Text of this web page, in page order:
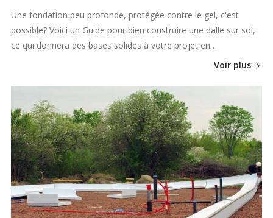
Une fondation peu profonde, protégée contre le gel, c'est
possible? Voici un Guide pour bien construire une dalle sur sol,
ce qui donnera des bases solides à votre projet en…
Voir plus